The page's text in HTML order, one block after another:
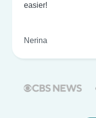
easier!
Nerina